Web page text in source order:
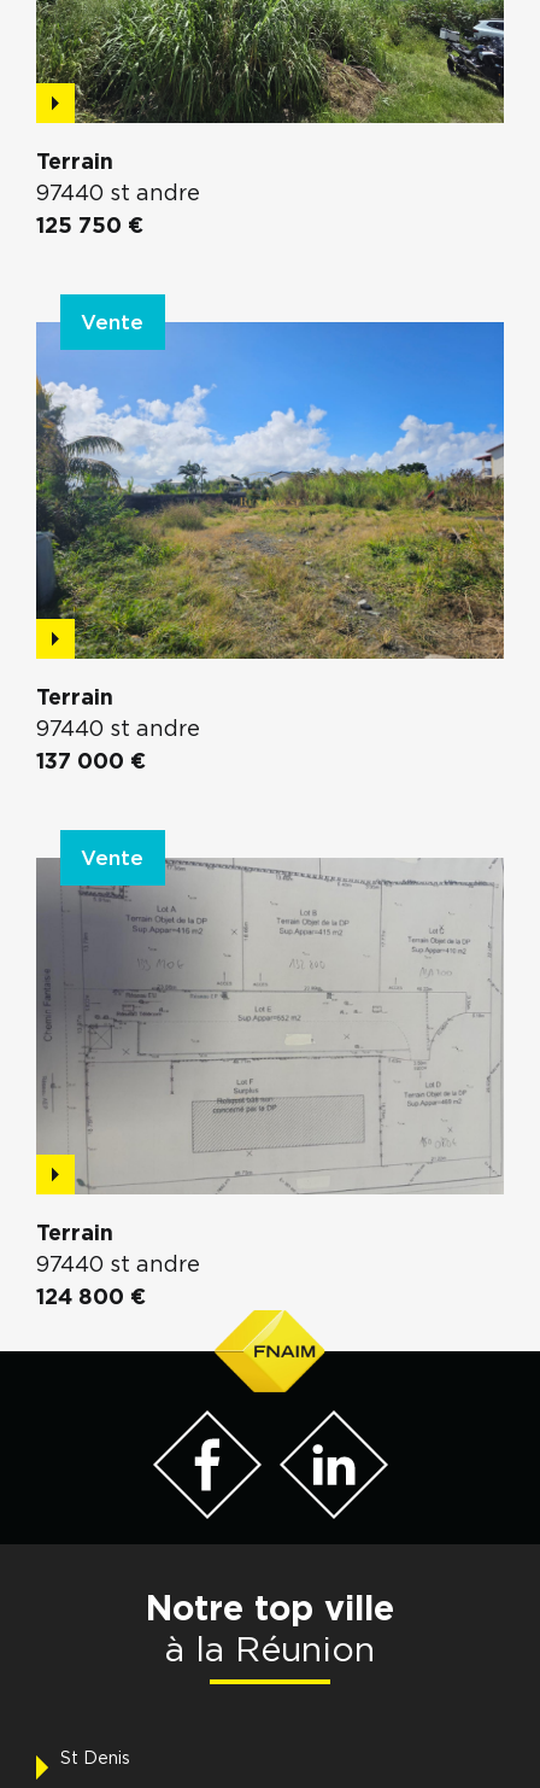
Terrain
97440 st andre
125 750 €
Vente
Terrain
97440 st andre
137 000 €
Vente
Terrain
97440 st andre
124 800 €
Notre top ville
à la Réunion
St Denis